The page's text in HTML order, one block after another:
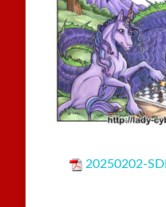
20250202-